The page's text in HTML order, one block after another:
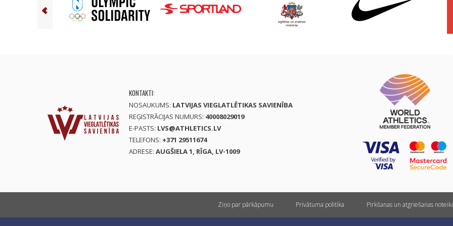
KONTAKTI:
NOSAUKUMS: LATVIJAS VIEGLATLĒTIKAS SAVIENĪBA
REĢISTRĀCIJAS NUMURS: 40008029019
E-PASTS: LVS@ATHLETICS.LV
TELEFONS: +371 29511674
ADRESE: AUGŠIELA 1, RĪGA, LV-1009
Ziņo par pārkāpumu Privātuma politika Pirkšanas un atgriešanas